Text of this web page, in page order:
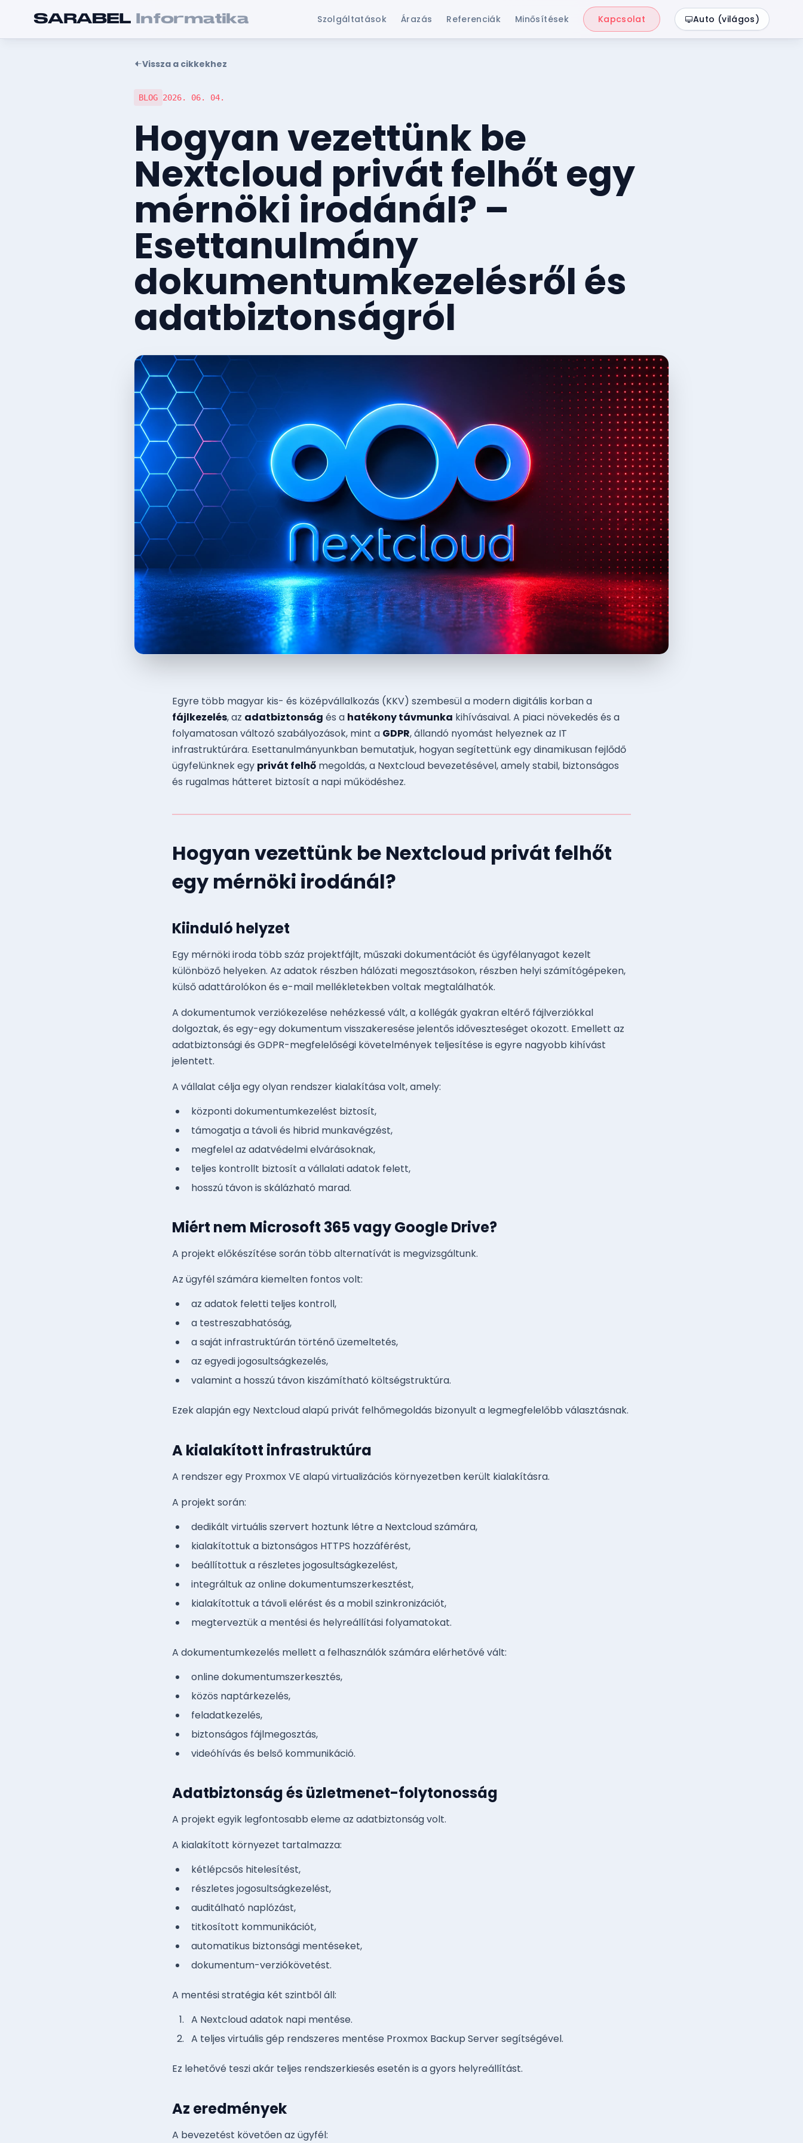
SARABEL Informatika Szolgáltatások Árazás Referenciák Minősítések Kapcsolat Auto (világos)
Vissza a cikkekhez
BLOG 2026. 06. 04.
Hogyan vezettünk be
Nextcloud privát felhőt egy
mérnöki irodánál? –
Esettanulmány
dokumentumkezelésről és
adatbiztonságról
Egyre több magyar kis- és középvállalkozás (KKV) szembesül a modern digitális korban a
fájlkezelés, az adatbiztonság és a hatékony távmunka kihívásaival. A piaci növekedés és a
folyamatosan változó szabályozások, mint a GDPR, állandó nyomást helyeznek az IT
infrastruktúrára. Esettanulmányunkban bemutatjuk, hogyan segítettünk egy dinamikusan fejlődő
ügyfelünknek egy privát felhő megoldás, a Nextcloud bevezetésével, amely stabil, biztonságos
és rugalmas hátteret biztosít a napi működéshez.
Hogyan vezettünk be Nextcloud privát felhőt
egy mérnöki irodánál?
Kiinduló helyzet
Egy mérnöki iroda több száz projektfájlt, műszaki dokumentációt és ügyfélanyagot kezelt
különböző helyeken. Az adatok részben hálózati megosztásokon, részben helyi számítógépeken,
külső adattárolókon és e-mail mellékletekben voltak megtalálhatók.
A dokumentumok verziókezelése nehézkessé vált, a kollégák gyakran eltérő fájlverziókkal
dolgoztak, és egy-egy dokumentum visszakeresése jelentős időveszteséget okozott. Emellett az
adatbiztonsági és GDPR-megfelelőségi követelmények teljesítése is egyre nagyobb kihívást
jelentett.
A vállalat célja egy olyan rendszer kialakítása volt, amely:
központi dokumentumkezelést biztosít,
támogatja a távoli és hibrid munkavégzést,
megfelel az adatvédelmi elvárásoknak,
teljes kontrollt biztosít a vállalati adatok felett,
hosszú távon is skálázható marad.
Miért nem Microsoft 365 vagy Google Drive?
A projekt előkészítése során több alternatívát is megvizsgáltunk.
Az ügyfél számára kiemelten fontos volt:
az adatok feletti teljes kontroll,
a testreszabhatóság,
a saját infrastruktúrán történő üzemeltetés,
az egyedi jogosultságkezelés,
valamint a hosszú távon kiszámítható költségstruktúra.
Ezek alapján egy Nextcloud alapú privát felhőmegoldás bizonyult a legmegfelelőbb választásnak.
A kialakított infrastruktúra
A rendszer egy Proxmox VE alapú virtualizációs környezetben került kialakításra.
A projekt során:
dedikált virtuális szervert hoztunk létre a Nextcloud számára,
kialakítottuk a biztonságos HTTPS hozzáférést,
beállítottuk a részletes jogosultságkezelést,
integráltuk az online dokumentumszerkesztést,
kialakítottuk a távoli elérést és a mobil szinkronizációt,
megterveztük a mentési és helyreállítási folyamatokat.
A dokumentumkezelés mellett a felhasználók számára elérhetővé vált:
online dokumentumszerkesztés,
közös naptárkezelés,
feladatkezelés,
biztonságos fájlmegosztás,
videóhívás és belső kommunikáció.
Adatbiztonság és üzletmenet-folytonosság
A projekt egyik legfontosabb eleme az adatbiztonság volt.
A kialakított környezet tartalmazza:
kétlépcsős hitelesítést,
részletes jogosultságkezelést,
auditálható naplózást,
titkosított kommunikációt,
automatikus biztonsági mentéseket,
dokumentum-verziókövetést.
A mentési stratégia két szintből áll:
A Nextcloud adatok napi mentése.
A teljes virtuális gép rendszeres mentése Proxmox Backup Server segítségével.
Ez lehetővé teszi akár teljes rendszerkiesés esetén is a gyors helyreállítást.
Az eredmények
A bevezetést követően az ügyfél: